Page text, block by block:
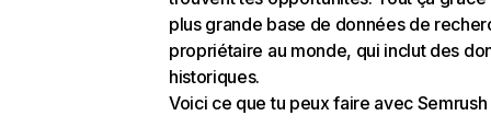
plus grande base de données de
propriétaire au monde, qui inclut des
historiques.
Voici ce que tu peux faire avec Semrush